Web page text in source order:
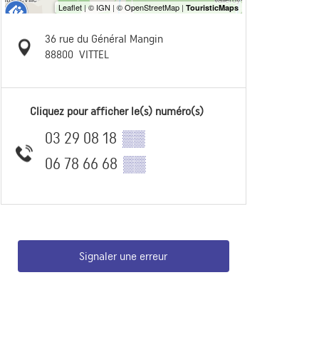
36 rue du Général Mangin
88800 VITTEL
Cliquez pour afficher le(s) numéro(s)
03 29 08 18 ▒▒
06 78 66 68 ▒▒
Signaler une erreur